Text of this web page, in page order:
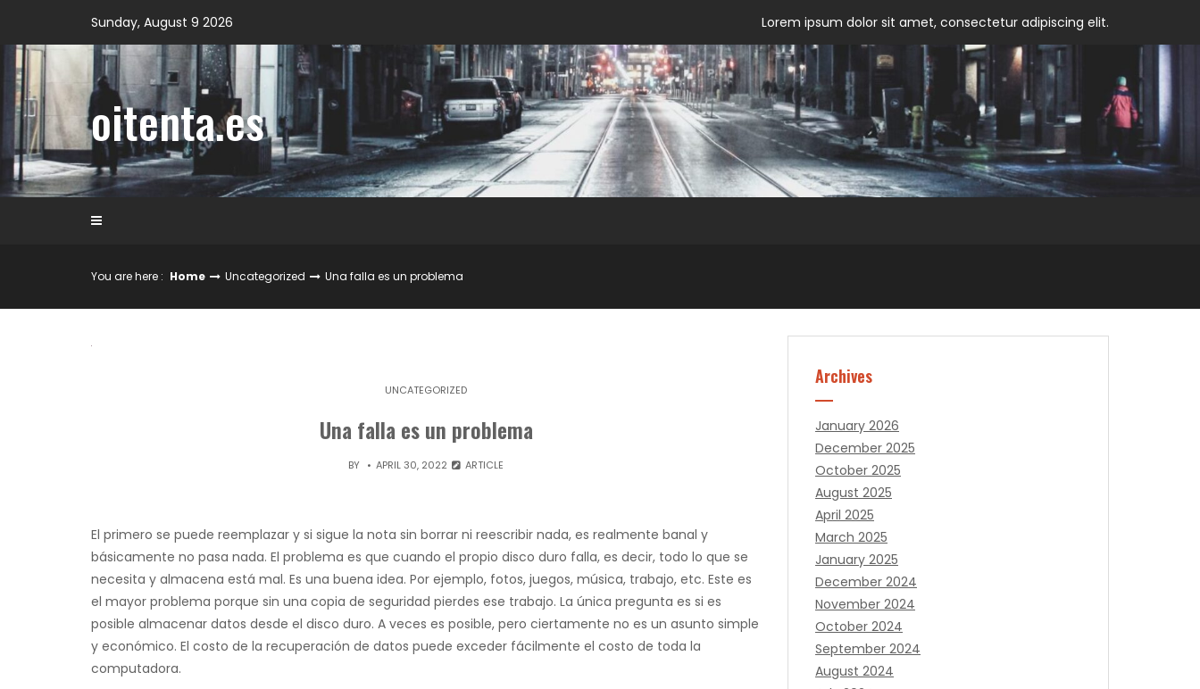
content
Sunday, August 9 2026 Lorem ipsum dolor sit amet, consectetur adipiscing elit.
oitenta.es
You are here : Home Uncategorized Una falla es un problema
UNCATEGORIZED
Una falla es un problema
BY APRIL 30, 2022 ARTICLE
El primero se puede reemplazar y si sigue la nota sin borrar ni reescribir nada, es realmente banal y
básicamente no pasa nada. El problema es que cuando el propio disco duro falla, es decir, todo lo que se
necesita y almacena está mal. Es una buena idea. Por ejemplo, fotos, juegos, música, trabajo, etc. Este es
el mayor problema porque sin una copia de seguridad pierdes ese trabajo. La única pregunta es si es
posible almacenar datos desde el disco duro. A veces es posible, pero ciertamente no es un asunto simple
y económico. El costo de la recuperación de datos puede exceder fácilmente el costo de toda la
computadora.
Archives
January 2026
December 2025
October 2025
August 2025
April 2025
March 2025
January 2025
December 2024
November 2024
October 2024
September 2024
August 2024